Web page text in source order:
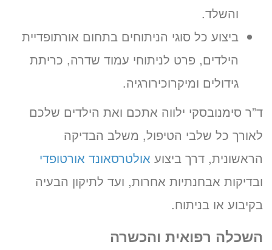
והשלד.
ביצוע כל סוגי הניתוחים בתחום אורתופדיית
הילדים, פרט לניתוחי עמוד שדרה, כריתת
גידולים ומיקרוכירורגיה.
ד”ר סימנובסקי ילווה אתכם ואת הילדים שלכם
לאורך כל שלבי הטיפול, משלב הבדיקה
הראשונית, דרך ביצוע אולטרסאונד אורטופדי
ובדיקות אבחנתיות אחרות, ועד לתיקון הבעיה
בקיבוע או בניתוח.
השכלה רפואית והכשרה